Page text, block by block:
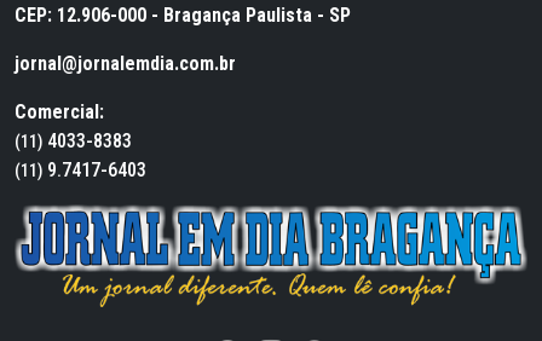
CEP: 12.906-000 - Bragança Paulista - SP
jornal@jornalemdia.com.br
Comercial:
(11) 4033-8383
(11) 9.7417-6403